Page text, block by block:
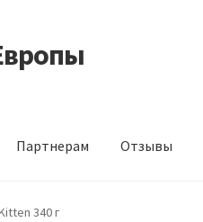
Партнерам Отзывы
из Германии
340 г